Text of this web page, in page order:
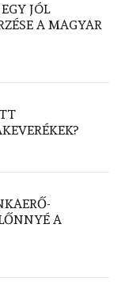
JÓL
A MAGYAR
A